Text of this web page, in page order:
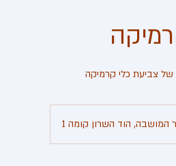
צביעת כלי קרמיקה
המושבה, הוד השרון קומה 1